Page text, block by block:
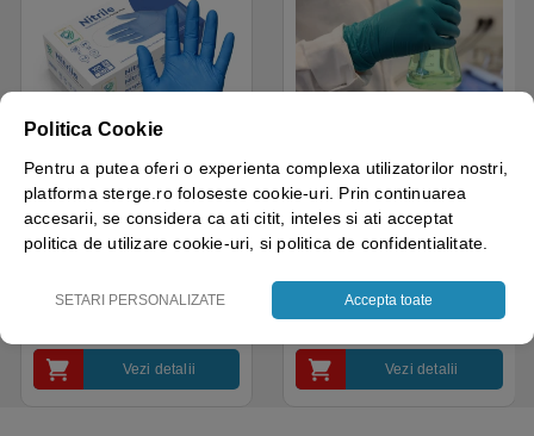
Manusi examinare, nitril,
albastre, de unica
folosinta, Protect Blue,
saloane si domeniul
Vezi detalii
Manusi nitril nepudrate
Tegera 84510, verzi,
grosime 0.1mm, 100
texturat, certificate pentru
industria alimentara
Vezi detalii
Politica Cookie
Pentru a putea oferi o experienta complexa utilizatorilor nostri,
platforma sterge.ro foloseste cookie-uri. Prin continuarea
accesarii, se considera ca ati citit, inteles si ati acceptat
politica de utilizare cookie-uri, si politica de confidentialitate.
SETARI PERSONALIZATE Accepta toate